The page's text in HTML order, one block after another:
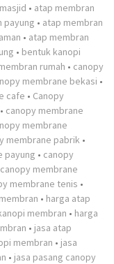
• atap membran
payung • atap membran
• atap membran
• bentuk kanopi
rumah • canopy
membrane bekasi •
cafe • Canopy
• canopy membrane
membrane
membrane pabrik •
payung • canopy
canopy membrane
membrane tenis •
• harga atap
membran • harga
• jasa atap
membran • jasa
• jasa pasang canopy